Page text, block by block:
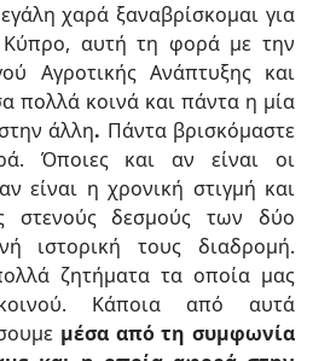
χαρά ξαναβρίσκομαι για
αυτή τη φορά με την
Αγροτικής Ανάπτυξης και
πολλά κοινά και πάντα η μία
άλλη. Πάντα βρισκόμαστε
Όποιες και αν είναι οι
είναι η χρονική στιγμή και
στενούς δεσμούς των δύο
ιστορική τους διαδρομή.
ζητήματα τα οποία μας
Κάποια από αυτά
μέσα από τη συμφωνία